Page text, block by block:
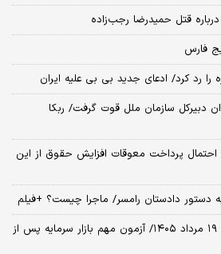
قتل حمیدرضا رجب‌زاده
فارس
رد کرد/ ادعای جدید بی بی علیه ایران
دبیرکل سازمان ملل قوت گرفت/ ربکا
پرداخت معوقات افزایش حقوق از این
دستور دادستان رامسر/ ماجرا چیست؟ +فیلم
​پیش‌بینی بورس فردا دوشنبه ۱۹ مرداد ۱۴۰۵/ آزمون مهم بازار سرمایه پس از